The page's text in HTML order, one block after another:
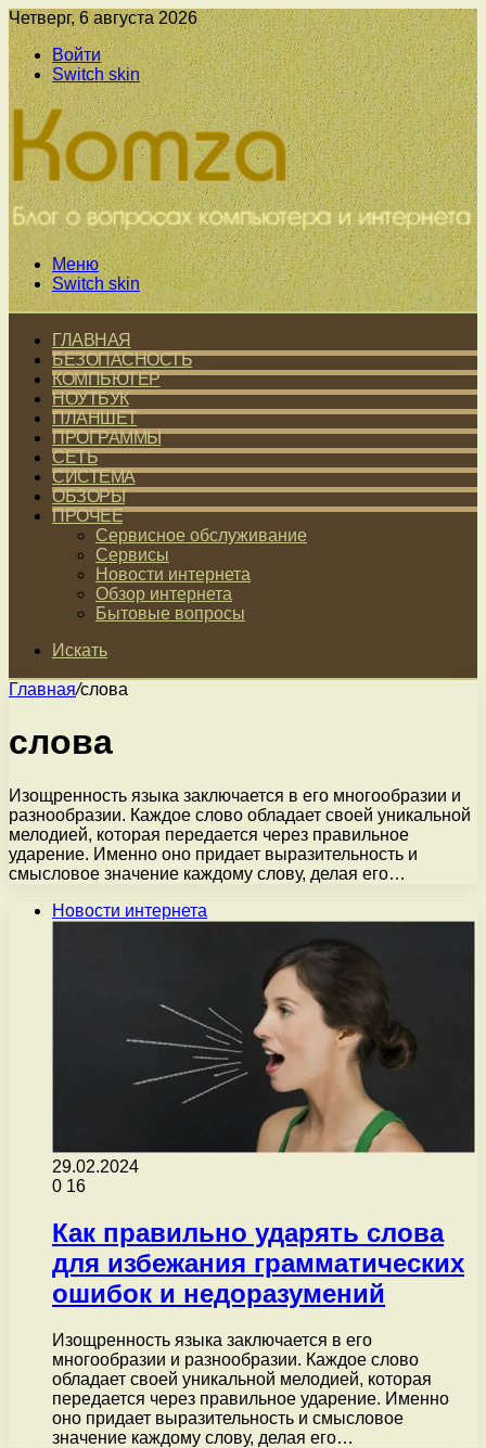
Четверг, 6 августа 2026
Войти
Switch skin
Меню
Switch skin
ГЛАВНАЯ
БЕЗОПАСНОСТЬ
КОМПЬЮТЕР
НОУТБУК
ПЛАНШЕТ
ПРОГРАММЫ
СЕТЬ
СИСТЕМА
ОБЗОРЫ
ПРОЧЕЕ
Сервисное обслуживание
Сервисы
Новости интернета
Обзор интернета
Бытовые вопросы
Искать
Главная/слова
слова
Изощренность языка заключается в его многообразии и
разнообразии. Каждое слово обладает своей уникальной
мелодией, которая передается через правильное
ударение. Именно оно придает выразительность и
смысловое значение каждому слову, делая его…
Новости интернета
29.02.2024
0 16
Как правильно ударять слова
для избежания грамматических
ошибок и недоразумений
Изощренность языка заключается в его
многообразии и разнообразии. Каждое слово
обладает своей уникальной мелодией, которая
передается через правильное ударение. Именно
оно придает выразительность и смысловое
значение каждому слову, делая его…